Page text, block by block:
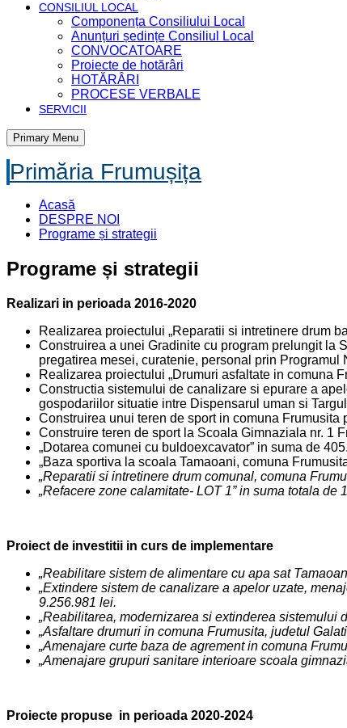
CONSILIUL LOCAL
Componența Consiliului Local
Anunțuri ședințe Consiliul Local
CONVOCATOARE
Proiecte de hotărâri
HOTĂRÂRI
PROCESE VERBALE
SERVICII
Primary Menu
Primăria Frumușița
Acasă
DESPRE NOI
Programe și strategii
Programe și strategii
Realizari in perioada 2016-2020
Realizarea proiectului „Reparatii si intretinere drum
Construirea a unei Gradinite cu program prelungit la
pregatirea mesei, curatenie, personal prin Programul
Realizarea proiectului „Drumuri asfaltate in comuna
Constructia sistemului de canalizare si epurare a
gospodariilor situatie intre Dispensarul uman si
Construirea unui teren de sport in comuna Frumusita
Construire teren de sport la Scoala Gimnaziala nr. 1
„Dotarea comunei cu buldoexcavator” in suma de
„Baza sportiva la scoala Tamaoani, comuna
„Reparatii si intretinere drum comunal, comuna
„Refacere zone calamitate- LOT 1” in suma totala de
Proiect de investitii in curs de implementare
„Reabilitare sistem de alimentare cu apa sat
„Extindere sistem de canalizare a apelor uzate,
9.256.981 lei.
„Reabilitarea, modernizarea si extinderea
„Asfaltare drumuri in comuna Frumusita, judetul
„Amenajare curte baza de agrement in comuna
„Amenajare grupuri sanitare interioare scoala
Proiecte propuse in perioada 2020-2024